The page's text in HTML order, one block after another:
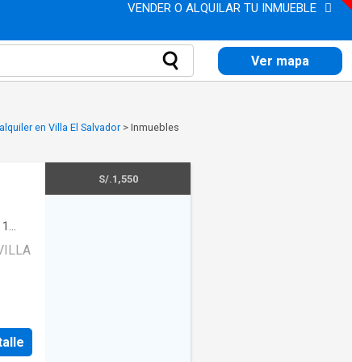
VENDER O ALQUILAR TU INMUEBLE
Ver mapa
en Villa El Salvador > Inmuebles
1
S/.1,550